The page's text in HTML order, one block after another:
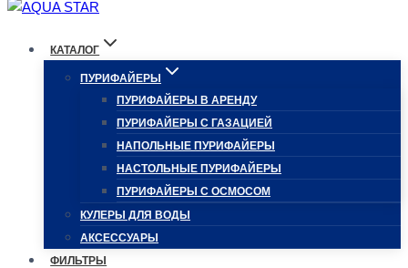
КАТАЛОГ
ПУРИФАЙЕРЫ
ПУРИФАЙЕРЫ В АРЕНДУ
ПУРИФАЙЕРЫ С ГАЗАЦИЕЙ
НАПОЛЬНЫЕ ПУРИФАЙЕРЫ
НАСТОЛЬНЫЕ ПУРИФАЙЕРЫ
ПУРИФАЙЕРЫ С ОСМОСОМ
КУЛЕРЫ ДЛЯ ВОДЫ
АКСЕССУАРЫ
ФИЛЬТРЫ